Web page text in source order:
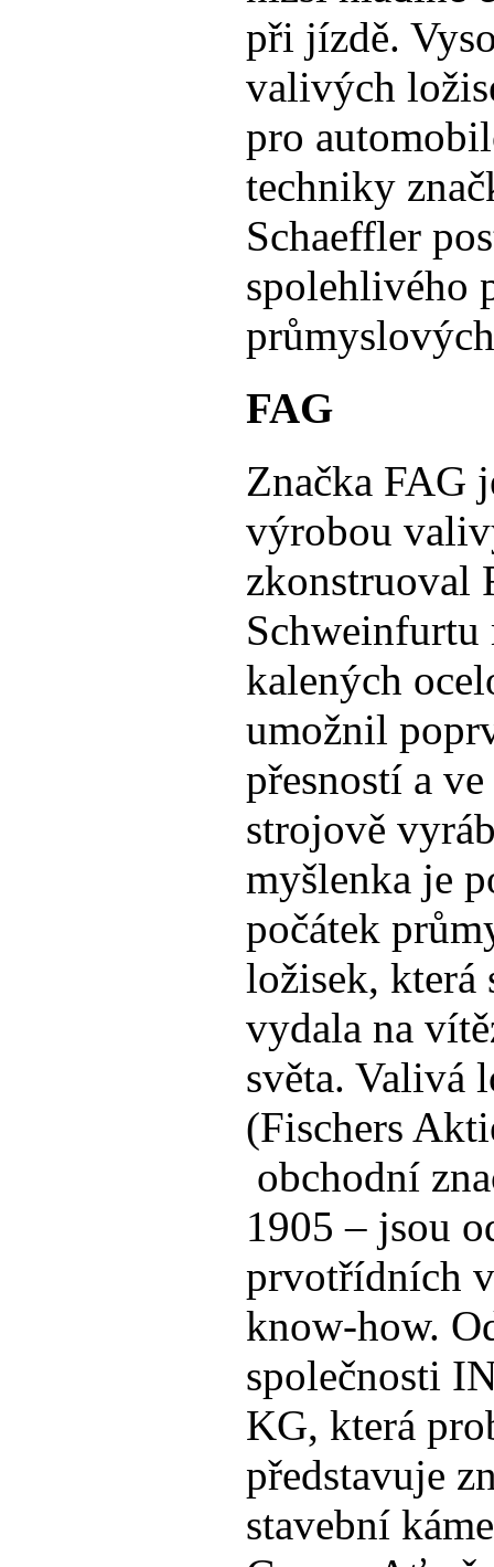
při jízdě.
valivých
pro
techniky
Schaeffler
spolehlivého
FAG
Značka FAG
výrobou
zkonstruoval
kalených
umožnil
přesností a
strojově
myšlenka je
počátek
ložisek, která
vydala na
světa. Valivá
(Fischers
obchodní
1905 – jsou
prvotřídních
know-how.
společnosti
KG, která
představuje
stavební